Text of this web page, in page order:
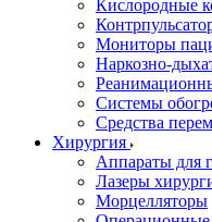
Кислородные
Мониторы
Наркозно-
Системы
Средства
Хирургия
Аппараты для
Лазеры
Морцелляторы